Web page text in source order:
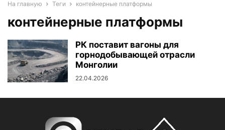
На главную Теги контейнерные платформы
контейнерные платформы
РК поставит вагоны для
горнодобывающей отрасли
Монголии
22.04.2026